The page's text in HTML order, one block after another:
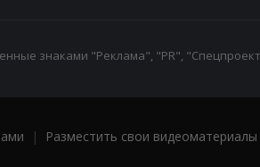
знаками "Реклама", "PR",
| Разместить свои видеоматериалы